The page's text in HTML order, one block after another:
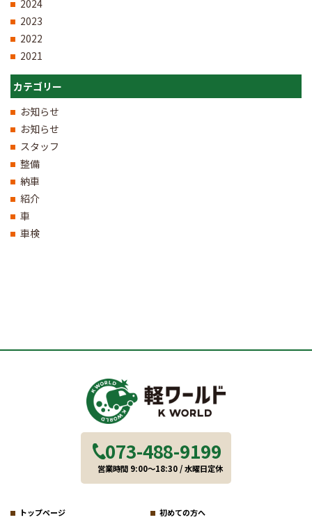
2024
2023
2022
2021
カテゴリー
お知らせ
お知らせ
スタッフ
整備
納車
紹介
車
車検
073-488-9199
営業時間 9:00～18:30 / 水曜日定休
トップページ 初めての方へ